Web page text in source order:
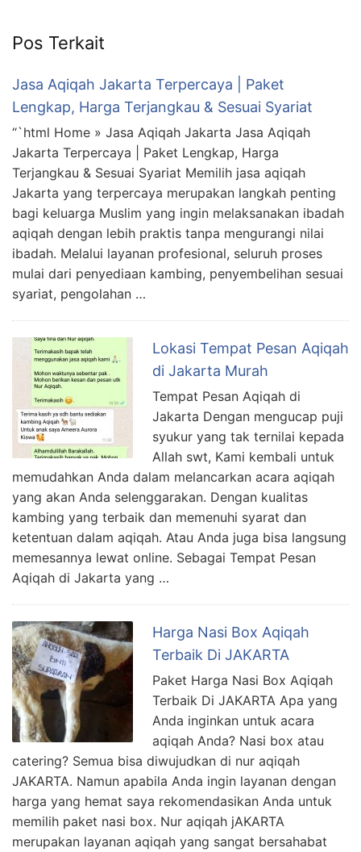
Pos Terkait
Jasa Aqiqah Jakarta Terpercaya | Paket
Lengkap, Harga Terjangkau & Sesuai Syariat
“`html Home » Jasa Aqiqah Jakarta Jasa Aqiqah
Jakarta Terpercaya | Paket Lengkap, Harga
Terjangkau & Sesuai Syariat Memilih jasa aqiqah
Jakarta yang terpercaya merupakan langkah penting
bagi keluarga Muslim yang ingin melaksanakan ibadah
aqiqah dengan lebih praktis tanpa mengurangi nilai
ibadah. Melalui layanan profesional, seluruh proses
mulai dari penyediaan kambing, penyembelihan sesuai
syariat, pengolahan …
Lokasi Tempat Pesan Aqiqah
di Jakarta Murah
Tempat Pesan Aqiqah di
Jakarta Dengan mengucap puji
syukur yang tak ternilai kepada
Allah swt, Kami kembali untuk
memudahkan Anda dalam melancarkan acara aqiqah
yang akan Anda selenggarakan. Dengan kualitas
kambing yang terbaik dan memenuhi syarat dan
ketentuan dalam aqiqah. Atau Anda juga bisa langsung
memesannya lewat online. Sebagai Tempat Pesan
Aqiqah di Jakarta yang …
Harga Nasi Box Aqiqah
Terbaik Di JAKARTA
Paket Harga Nasi Box Aqiqah
Terbaik Di JAKARTA Apa yang
Anda inginkan untuk acara
aqiqah Anda? Nasi box atau
catering? Semua bisa diwujudkan di nur aqiqah
JAKARTA. Namun apabila Anda ingin layanan dengan
harga yang hemat saya rekomendasikan Anda untuk
memilih paket nasi box. Nur aqiqah jAKARTA
merupakan layanan aqiqah yang sangat bersahabat